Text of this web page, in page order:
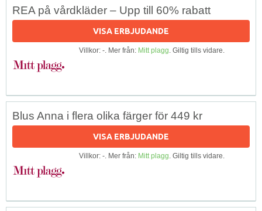
REA på vårdkläder – Upp till 60% rabatt
VISA ERBJUDANDE
Villkor: -. Mer från: Mitt plagg. Giltig tills vidare.
Blus Anna i flera olika färger för 449 kr
VISA ERBJUDANDE
Villkor: -. Mer från: Mitt plagg. Giltig tills vidare.